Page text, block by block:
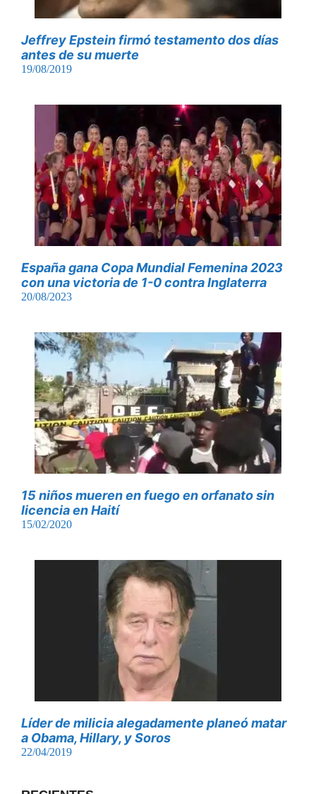
Jeffrey Epstein firmó testamento dos días
antes de su muerte
19/08/2019
España gana Copa Mundial Femenina 2023
con una victoria de 1-0 contra Inglaterra
20/08/2023
15 niños mueren en fuego en orfanato sin
licencia en Haití
15/02/2020
Líder de milicia alegadamente planeó matar
a Obama, Hillary, y Soros
22/04/2019